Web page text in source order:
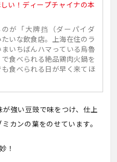
い！ディープチャイナの本
が「大牌挡（ダーパイダ
いな飲食店。上海在住のラ
いちばんハマっている烏魯
食べられる絶品鶏肉火鍋を
食べられる日が早く来てほ
強い豆豉で味をつけ、仕上
カンの葉をのせています。
！